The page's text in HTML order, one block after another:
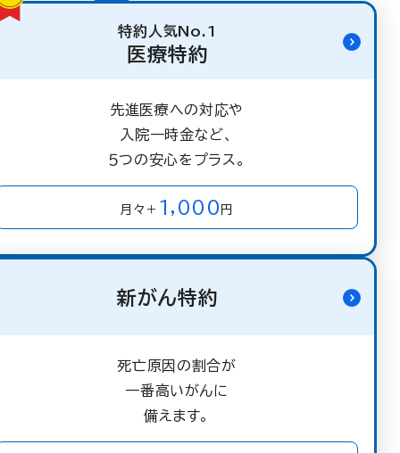
特約人気No.1
医療特約
先進医療への対応や
入院一時金など、
５つの安心をプラス。
月々＋ 1,000 円
新がん特約
死亡原因の割合が
一番高いがんに
備えます。